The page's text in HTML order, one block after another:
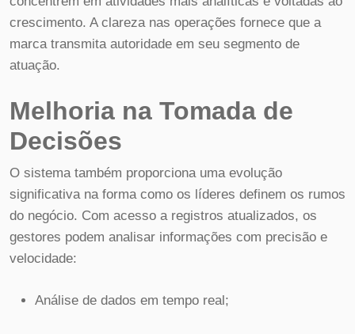
crescimento. A clareza nas operações fornece que a
marca transmita autoridade em seu segmento de
atuação.
Melhoria na Tomada de
Decisões
O sistema também proporciona uma evolução
significativa na forma como os líderes definem os rumos
do negócio. Com acesso a registros atualizados, os
gestores podem analisar informações com precisão e
velocidade:
Análise de dados em tempo real;